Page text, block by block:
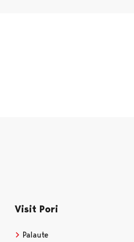
Visit Pori
Palaute